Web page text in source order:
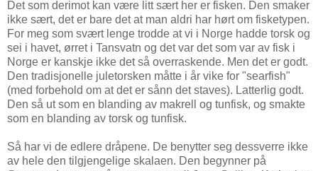
Det som derimot kan være litt sært her er fisken. Den smaker
ikke sært, det er bare det at man aldri har hørt om fisketypen.
For meg som svært lenge trodde at vi i Norge hadde torsk og
sei i havet, ørret i Tansvatn og det var det som var av fisk i
Norge er kanskje ikke det så overraskende. Men det er godt.
Den tradisjonelle juletorsken måtte i år vike for "searfish"
(med forbehold om at det er sånn det staves). Latterlig godt.
Den så ut som en blanding av makrell og tunfisk, og smakte
som en blanding av torsk og tunfisk.
Så har vi de edlere dråpene. De benytter seg dessverre ikke
av hele den tilgjengelige skalaen. Den begynner på